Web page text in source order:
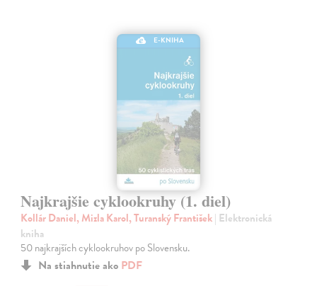
E-KNIHA
Najkrajšie cyklookruhy (1. diel)
Kollár Daniel, Mizla Karol, Turanský František| Elektronická
kniha
50 najkrajších cyklookruhov po Slovensku.
Na stiahnutie ako PDF